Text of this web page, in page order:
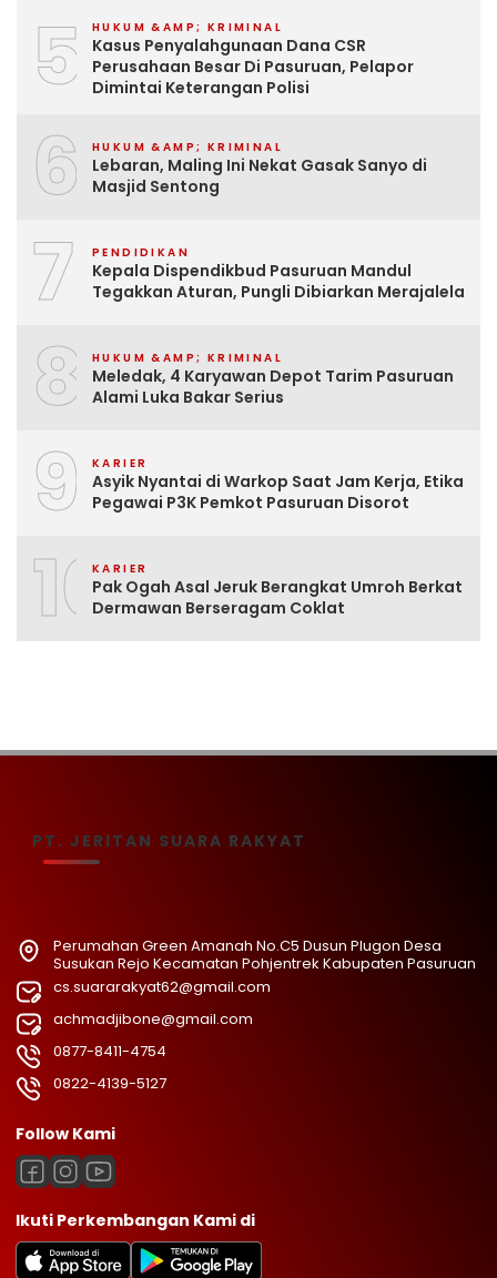
5 HUKUM &AMP; KRIMINAL
Kasus Penyalahgunaan Dana CSR
Perusahaan Besar Di Pasuruan, Pelapor
Dimintai Keterangan Polisi
6 HUKUM &AMP; KRIMINAL
Lebaran, Maling Ini Nekat Gasak Sanyo di
Masjid Sentong
7 PENDIDIKAN
Kepala Dispendikbud Pasuruan Mandul
Tegakkan Aturan, Pungli Dibiarkan Merajalela
8 HUKUM &AMP; KRIMINAL
Meledak, 4 Karyawan Depot Tarim Pasuruan
Alami Luka Bakar Serius
9 KARIER
Asyik Nyantai di Warkop Saat Jam Kerja, Etika
Pegawai P3K Pemkot Pasuruan Disorot
10KARIER
Pak Ogah Asal Jeruk Berangkat Umroh Berkat
Dermawan Berseragam Coklat
PT. JERITAN SUARA RAKYAT
Perumahan Green Amanah No.C5 Dusun Plugon Desa
Susukan Rejo Kecamatan Pohjentrek Kabupaten Pasuruan
cs.suararakyat62@gmail.com
achmadjibone@gmail.com
0877-8411-4754
0822-4139-5127
Follow Kami
Ikuti Perkembangan Kami di